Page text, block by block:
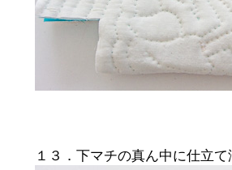
１３．下マチの真ん中に仕立